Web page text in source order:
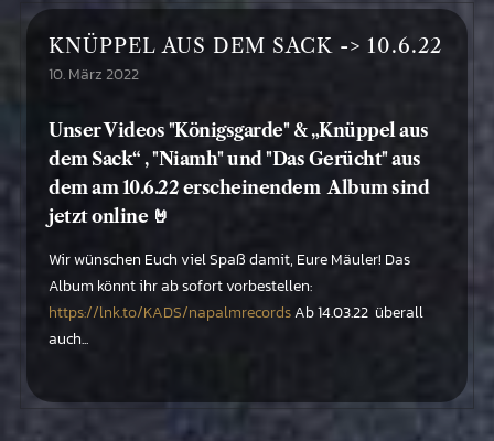
KNÜPPEL AUS DEM SACK -> 10.6.22
10. März 2022
Unser Videos "Königsgarde" & „Knüppel aus
dem Sack“ , "Niamh" und "Das Gerücht" aus
dem am 10.6.22 erscheinendem Album sind
jetzt online 🤘
Wir wünschen Euch viel Spaß damit, Eure Mäuler! Das
Album könnt ihr ab sofort vorbestellen:
https://lnk.to/KADS/napalmrecordsAb 14.03.22 überall
auch...